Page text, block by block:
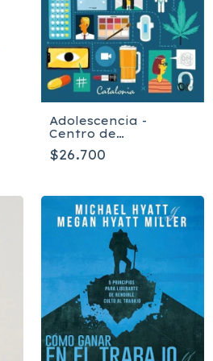
Adolescencia -
Centro de
Adolescencia Clínica
Alemana
$26.700